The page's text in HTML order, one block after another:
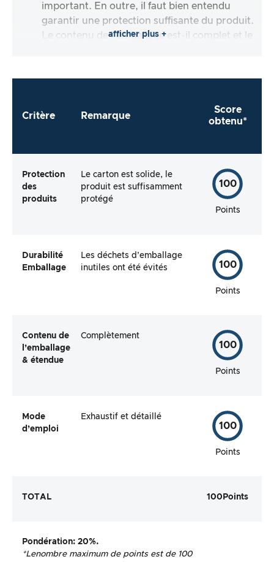
important. En outre, il faut bien entendu
garantir une protection suffisante du produit.
Le contenu de l’emballage est-il complet et le
afficher plus +
Critère Remarque
Score
obtenu*
Protection
des
produits
Le carton est solide, le
produit est suffisamment
protégé
100
Points
Durabilité
Emballage
Les déchets d’emballage
inutiles ont été évités
100
Points
Contenu de
l’emballage
& étendue
Complètement
100
Points
Mode
d’emploi
Exhaustif et détaillé
100
Points
TOTAL 100 Points
Pondération: 20%.
*Lenombre maximum de points est de 100